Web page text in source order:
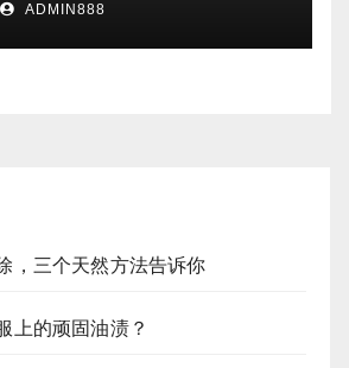
ADMIN888
，三个天然方法告诉你
上的顽固油渍？